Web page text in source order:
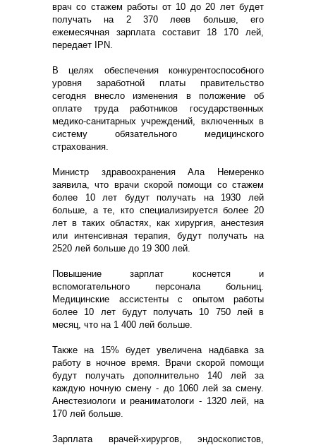
врач со стажем работы от 10 до 20 лет будет
получать на 2 370 леев больше, его
ежемесячная зарплата составит 18 170 лей,
передает IPN.
В целях обеспечения конкурентоспособного
уровня заработной платы правительство
сегодня внесло изменения в положение об
оплате труда работников государственных
медико-санитарных учреждений, включенных в
систему обязательного медицинского
страхования.
Министр здравоохранения Ала Немеренко
заявила, что врачи скорой помощи со стажем
более 10 лет будут получать на 1930 лей
больше, а те, кто специализируется более 20
лет в таких областях, как хирургия, анестезия
или интенсивная терапия, будут получать на
2520 лей больше до 19 300 лей.
Повышение зарплат коснется и
вспомогательного персонала больниц.
Медицинские ассистенты с опытом работы
более 10 лет будут получать 10 750 лей в
месяц, что на 1 400 лей больше.
Также на 15% будет увеличена надбавка за
работу в ночное время. Врачи скорой помощи
будут получать дополнительно 140 лей за
каждую ночную смену - до 1060 лей за смену.
Анестезиологи и реаниматологи - 1320 лей, на
170 лей больше.
Зарплата врачей-хирургов, эндоскопистов,